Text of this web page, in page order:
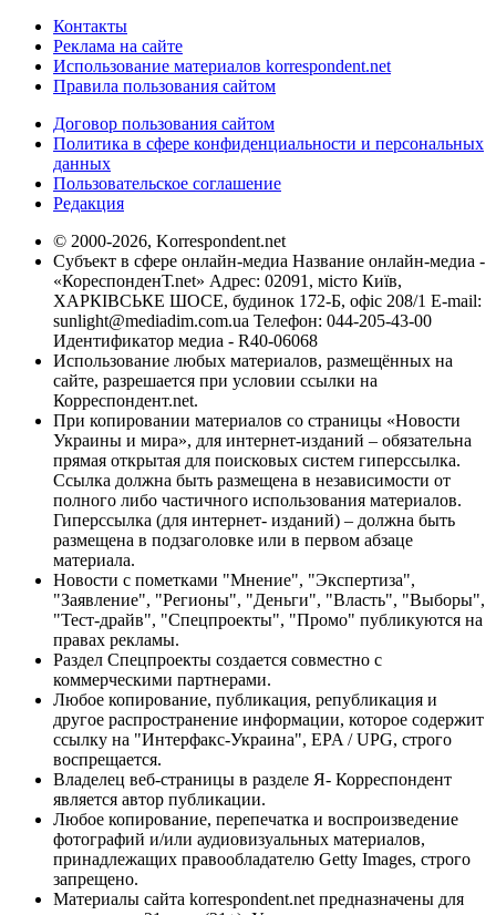
Контакты
Реклама на сайте
Использование материалов korrespondent.net
Правила пользования сайтом
Договор пользования сайтом
Политика в сфере конфиденциальности и персональных
данных
Пользовательское соглашение
Редакция
© 2000-2026, Korrespondent.net
Субъект в сфере онлайн-медиа Название онлайн-медиа -
«КореспонденТ.net» Адрес: 02091, місто Київ,
ХАРКІВСЬКЕ ШОСЕ, будинок 172-Б, офіс 208/1 E-mail:
sunlight@mediadim.com.ua Телефон: 044-205-43-00
Идентификатор медиа - R40-06068
Использование любых материалов, размещённых на
сайте, разрешается при условии ссылки на
Корреспондент.net.
При копировании материалов со страницы «Новости
Украины и мира», для интернет-изданий – обязательна
прямая открытая для поисковых систем гиперссылка.
Ссылка должна быть размещена в независимости от
полного либо частичного использования материалов.
Гиперссылка (для интернет- изданий) – должна быть
размещена в подзаголовке или в первом абзаце
материала.
Новости с пометками "Мнение", "Экспертиза",
"Заявление", "Регионы", "Деньги", "Власть", "Выборы",
"Тест-драйв", "Спецпроекты", "Промо" публикуются на
правах рекламы.
Раздел Спецпроекты создается совместно с
коммерческими партнерами.
Любое копирование, публикация, републикация и
другое распространение информации, которое содержит
ссылку на "Интерфакс-Украина", EPA / UPG, строго
воспрещается.
Владелец веб-страницы в разделе Я- Корреспондент
является автор публикации.
Любое копирование, перепечатка и воспроизведение
фотографий и/или аудиовизуальных материалов,
принадлежащих правообладателю Getty Images, строго
запрещено.
Материалы сайта korrespondent.net предназначены для